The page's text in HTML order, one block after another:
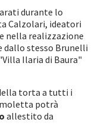
durante lo
Calzolari, ideatori
nella realizzazione
dallo stesso Brunelli
Ilaria di Baura"
torta a tutti i
potrà
allestito da